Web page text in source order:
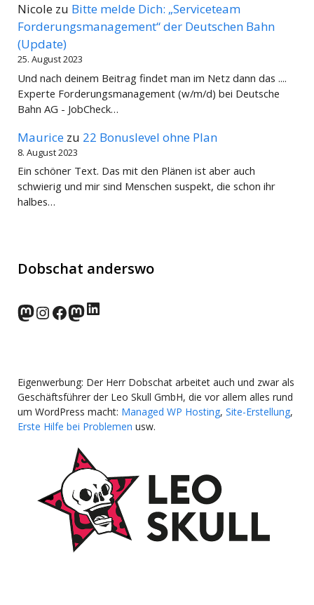
Nicole zu Bitte melde Dich: „Serviceteam
Forderungsmanagement“ der Deutschen Bahn
(Update)
25. August 2023
Und nach deinem Beitrag findet man im Netz dann das ....
Experte Forderungsmanagement (w/m/d) bei Deutsche
Bahn AG - JobCheck…
Maurice zu 22 Bonuslevel ohne Plan
8. August 2023
Ein schöner Text. Das mit den Plänen ist aber auch
schwierig und mir sind Menschen suspekt, die schon ihr
halbes…
Dobschat anderswo
norden.social
Instagram
Facebook
wp-punks.social
LinkedIn
Eigenwerbung: Der Herr Dobschat arbeitet auch und zwar als
Geschäftsführer der Leo Skull GmbH, die vor allem alles rund
um WordPress macht: Managed WP Hosting, Site-Erstellung,
Erste Hilfe bei Problemen usw.